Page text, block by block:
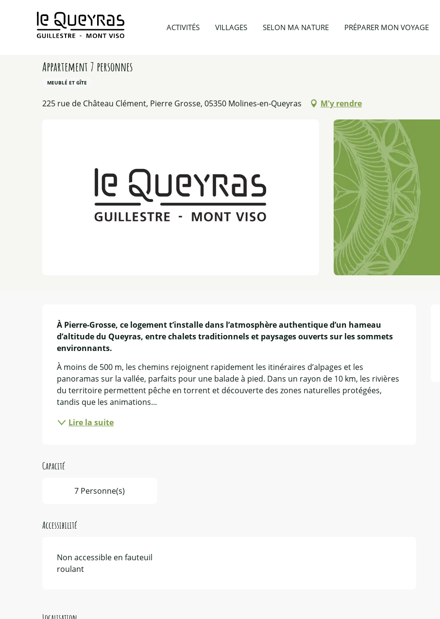
ACTIVITÉS VILLAGES SELON MA NATURE PRÉPARER MON VOYAGE
Accueil Préparer mon voyage Hébergements
Appartement 7 personnes
MEUBLÉ ET GÎTE
225 rue de Château Clément, Pierre Grosse, 05350 Molines-en-Queyras M'y rendre
Description
À Pierre-Grosse, ce logement t’installe dans l’atmosphère authentique d’un hameau
d’altitude du Queyras, entre chalets traditionnels et paysages ouverts sur les sommets
environnants.
À moins de 500 m, les chemins rejoignent rapidement les itinéraires d’alpages et les
panoramas sur la vallée, parfaits pour une balade à pied. Dans un rayon de 10 km, les rivières
du territoire permettent pêche en torrent et découverte des zones naturelles protégées,
tandis que les animations...
Lire la suite
Capacité
7 Personne(s)
Accessibilité
Non accessible en fauteuil
roulant